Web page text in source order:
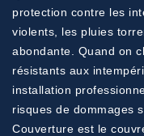
protection contre les
violents, les pluies
abondante. Quand on
résistants aux
installation
risques de dommages
Couverture est le